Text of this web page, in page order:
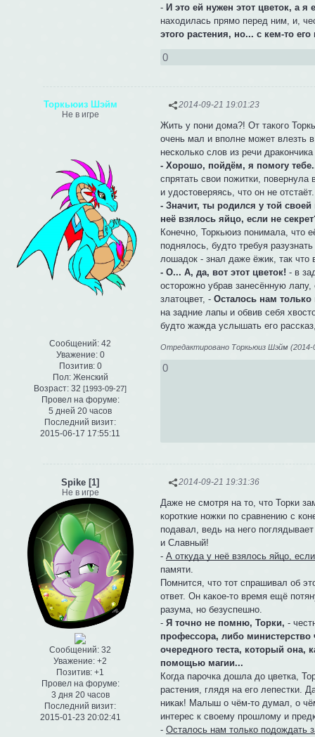
-И это ей нужен этот цветок, а я
находилась прямо перед ним, и,
этого растения, но... с кем-то
0
2014-09-21 19:01:23
Торкьюиз Шэйм
Не в игре
Сообщений: 42
Уважение: 0
Позитив: 0
Пол:Женский
Возраст: 32 [1993-09-27]
Провел на форуме:
5 дней 20 часов
Последний визит:
2015-06-17 17:55:11
Жить у пони дома?! От такого
очень мал и вполне может влезть
несколько слов из речи
- Хорошо, пойдём, я помогу
спрятать свои пожитки,
и удостоверяясь, что он не отстаёт.
- Значит, ты родился у той своей
неё взялось яйцо, если не
Конечно, Торкьюиз понимала, что
поднялось, будто требуя
лошадок - знал даже ёжик, так что
- О... А, да, вот этот цветок! - в
осторожно убрав занесённую
златоцвет, -Осталось нам
на задние лапы и обвив себя
будто жажда услышать его
Отредактировано Торкьюиз Шэйм (2014-
0
2014-09-21 19:31:36
Spike [1]
Не в игре
Сообщений: 32
Уважение: +2
Позитив: +1
Провел на форуме:
3 дня 20 часов
Последний визит:
2015-01-23 20:02:41
Даже не смотря на то, что Торки
короткие ножки по сравнению с
подавал, ведь на него
и Славный!
-А откуда у неё взялось яйцо,
памяти.
Помнится, что тот спрашивал об
ответ. Он какое-то время ещё
разума, но безуспешно.
- Я точно не помню, Торки, -
профессора, либо министерство
очередного теста, который она,
помощью магии...
Когда парочка дошла до цветка,
растения, глядя на его лепестки.
никак! Малыш о чём-то думал, о
интерес к своему прошлому и
-Осталось нам только подождать